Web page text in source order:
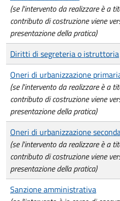
(se l'intervento da realizzare è a
contributo di costruzione viene
presentazione della pratica)
Diritti di segreteria o istruttoria
Oneri di urbanizzazione
(se l'intervento da realizzare è a
contributo di costruzione viene
presentazione della pratica)
Oneri di urbanizzazione
(se l'intervento da realizzare è a
contributo di costruzione viene
presentazione della pratica)
Sanzione amministrativa